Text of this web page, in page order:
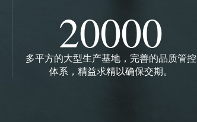
20000
多平方的大型生产基地，完善的品质管控
体系，精益求精以确保交期。